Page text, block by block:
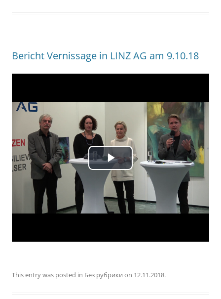
Bericht Vernissage in LINZ AG am 9.10.18
This entry was posted in Без рубрики on 12.11.2018.